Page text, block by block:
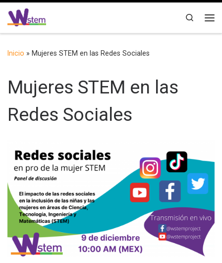
Saltar al contenido
Search
Inicio » Mujeres STEM en las Redes Sociales
Mujeres STEM en las
Redes Sociales